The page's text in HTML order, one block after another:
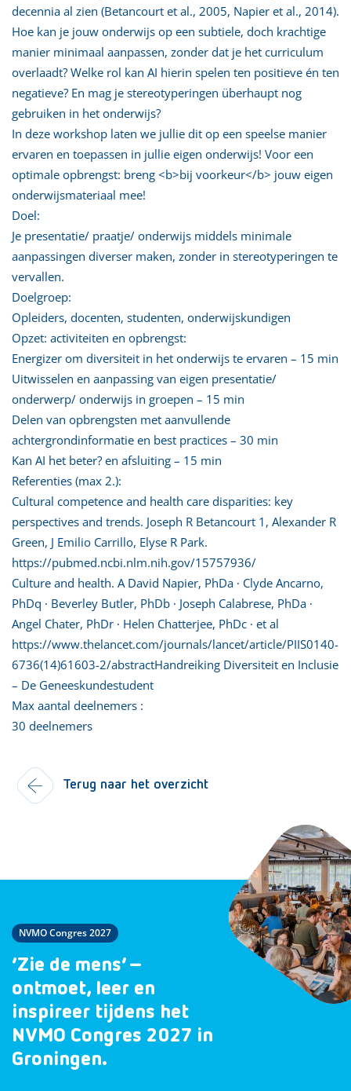
decennia al zien (Betancourt et al., 2005, Napier et al., 2014).
Hoe kan je jouw onderwijs op een subtiele, doch krachtige
manier minimaal aanpassen, zonder dat je het curriculum
overlaadt? Welke rol kan AI hierin spelen ten positieve én ten
negatieve? En mag je stereotyperingen überhaupt nog
gebruiken in het onderwijs?
In deze workshop laten we jullie dit op een speelse manier
ervaren en toepassen in jullie eigen onderwijs! Voor een
optimale opbrengst: breng <b>bij voorkeur</b> jouw eigen
onderwijsmateriaal mee!
Doel:
Je presentatie/ praatje/ onderwijs middels minimale
aanpassingen diverser maken, zonder in stereotyperingen te
vervallen.
Doelgroep:
Opleiders, docenten, studenten, onderwijskundigen
Opzet: activiteiten en opbrengst:
Energizer om diversiteit in het onderwijs te ervaren – 15 min
Uitwisselen en aanpassing van eigen presentatie/
onderwerp/ onderwijs in groepen – 15 min
Delen van opbrengsten met aanvullende
achtergrondinformatie en best practices – 30 min
Kan AI het beter? en afsluiting – 15 min
Referenties (max 2.):
Cultural competence and health care disparities: key
perspectives and trends. Joseph R Betancourt 1, Alexander R
Green, J Emilio Carrillo, Elyse R Park.
https://pubmed.ncbi.nlm.nih.gov/15757936/
Culture and health. A David Napier, PhDa ∙ Clyde Ancarno,
PhDq ∙ Beverley Butler, PhDb ∙ Joseph Calabrese, PhDa ∙
Angel Chater, PhDr ∙ Helen Chatterjee, PhDc ∙ et al
https://www.thelancet.com/journals/lancet/article/PIIS0140-
6736(14)61603-2/abstractHandreiking Diversiteit en Inclusie
– De Geneeskundestudent
Max aantal deelnemers :
30 deelnemers
Terug naar het overzicht
NVMO Congres 2027
‘Zie de mens’ –
ontmoet, leer en
inspireer tijdens het
NVMO Congres 2027 in
Groningen.